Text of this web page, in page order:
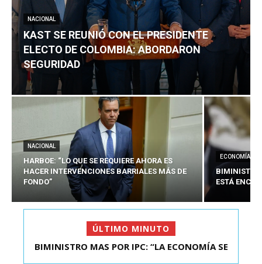
NACIONAL
KAST SE REUNIÓ CON EL PRESIDENTE
ELECTO DE COLOMBIA: ABORDARON
SEGURIDAD
NACIONAL
HARBOE: “LO QUE SE REQUIERE AHORA ES
HACER INTERVENCIONES BARRIALES MÁS DE
FONDO”
ECONOMÍA
BIMINISTRO
ESTÁ
ÚLTIMO MINUTO
BIMINISTRO MAS POR IPC: “LA ECONOMÍA SE